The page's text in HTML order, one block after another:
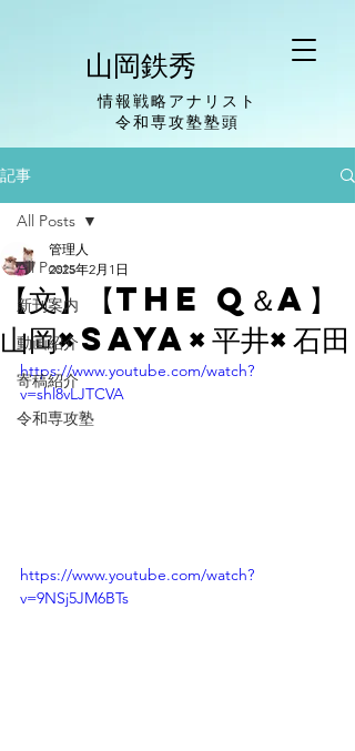
山岡鉄秀
情報戦略アナリスト
​令和専攻塾塾頭
記事
All Posts
新刊案内
動画紹介
寄稿紹介
令和専攻塾
All Posts
【文】【The Q＆A】
山岡×saya×平井×石田
管理人
2025年2月1日
https://www.youtube.com/watch?
v=shl8vLJTCVA
https://www.youtube.com/watch?
v=9NSj5JM6BTs